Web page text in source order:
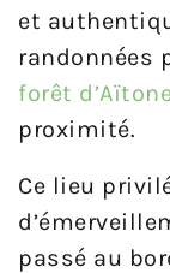
et
randonnées
forêt
proximité.
Ce lieu
passé au